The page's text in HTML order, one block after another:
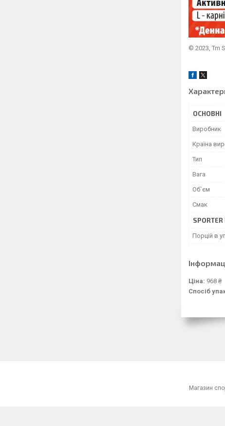
© 2023, Tm
ОСНОВНІ
Виробник
Країна
Тип
Вага
Об`єм
Смак
Порцій в
Ціна: 968 ₴
Спосіб